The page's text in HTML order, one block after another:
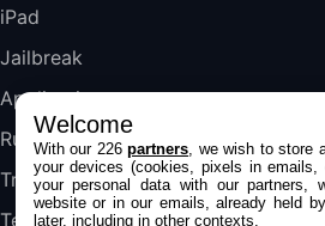
Jeu FIFA 20 sur PC (code
45,98€57,99€Rue Du
iPad
Jailbreak
Applications
Rumeurs
Trucs & astuces
Tests
Welcome
With our 226partners , we wish to store
your devices (cookies, pixels in emails,
your personal data with our partners,
website or in our emails, already held
later, including in other contexts.